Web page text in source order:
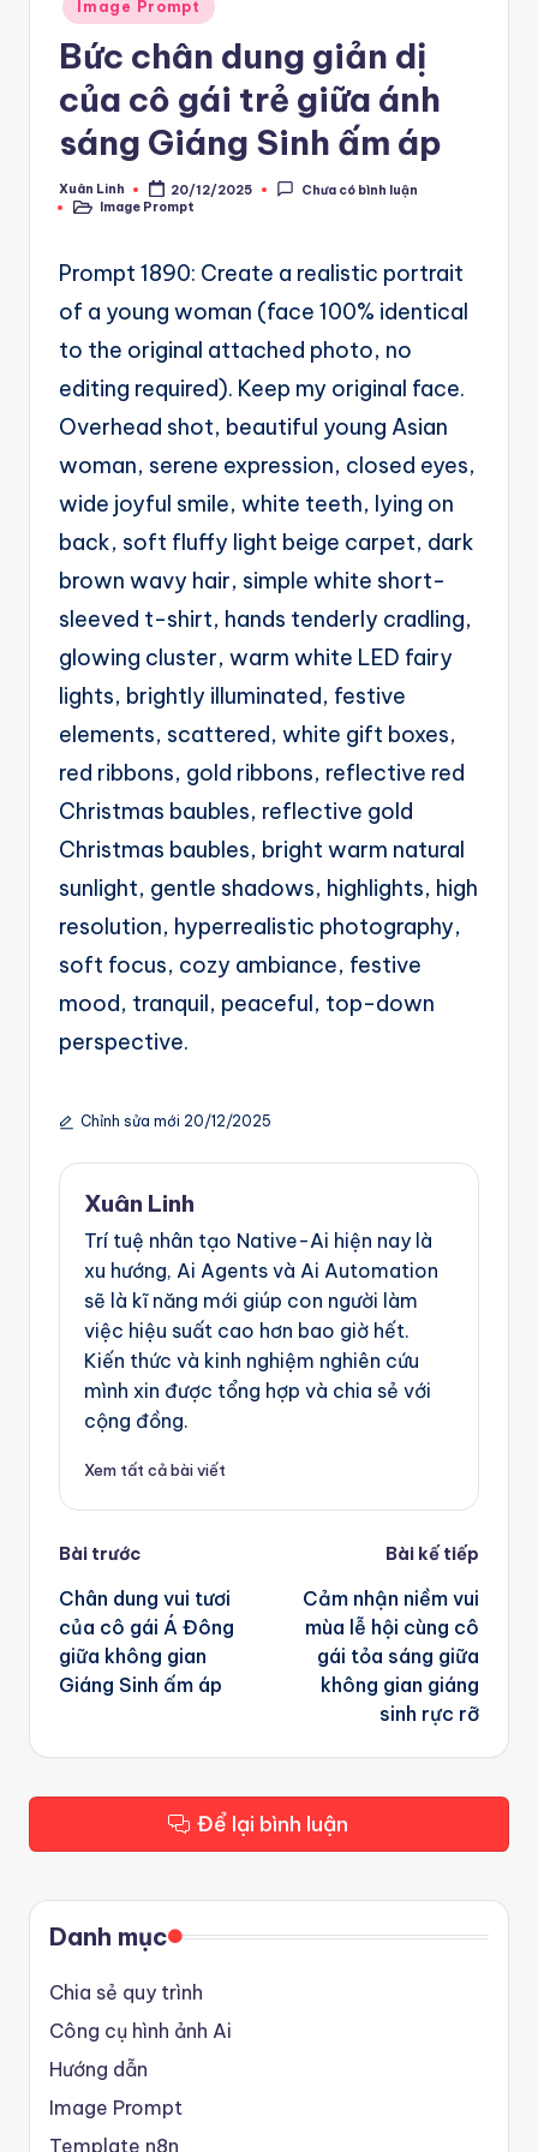
m
a
Ai
ts
in
Image Prompt
Bức chân dung giản dị
của cô gái trẻ giữa ánh
sáng Giáng Sinh ấm áp
Posted
by
Xuân Linh 20/12/2025
Chưa có bình luận
PostedImage Prompt
Prompt 1890: Create a realistic portrait
of a young woman (face 100% identical
to the original attached photo, no
editing required). Keep my original face.
Overhead shot, beautiful young Asian
woman, serene expression, closed eyes,
wide joyful smile, white teeth, lying on
back, soft fluffy light beige carpet, dark
brown wavy hair, simple white short-
sleeved t-shirt, hands tenderly cradling,
glowing cluster, warm white LED fairy
lights, brightly illuminated, festive
elements, scattered, white gift boxes,
red ribbons, gold ribbons, reflective red
Christmas baubles, reflective gold
Christmas baubles, bright warm natural
sunlight, gentle shadows, highlights, high
resolution, hyperrealistic photography,
soft focus, cozy ambiance, festive
mood, tranquil, peaceful, top-down
perspective.
Chỉnh sửa mới 20/12/2025
Xuân Linh
Trí tuệ nhân tạo Native-Ai hiện nay là
xu hướng, Ai Agents và Ai Automation
sẽ là kĩ năng mới giúp con người làm
việc hiệu suất cao hơn bao giờ hết.
Kiến thức và kinh nghiệm nghiên cứu
mình xin được tổng hợp và chia sẻ với
cộng đồng.
Xem tất cả bài viết
Post
navigation
Bài trước
Chân dung vui tươi
của cô gái Á Đông
giữa không gian
Giáng Sinh ấm áp
Bài kế tiếp
Cảm nhận niềm vui
mùa lễ hội cùng cô
gái tỏa sáng giữa
không gian giáng
sinh rực rỡ
Để lại bình luận
Danh mục
Chia sẻ quy trình
Công cụ hình ảnh Ai
Hướng dẫn
Image Prompt
Template n8n